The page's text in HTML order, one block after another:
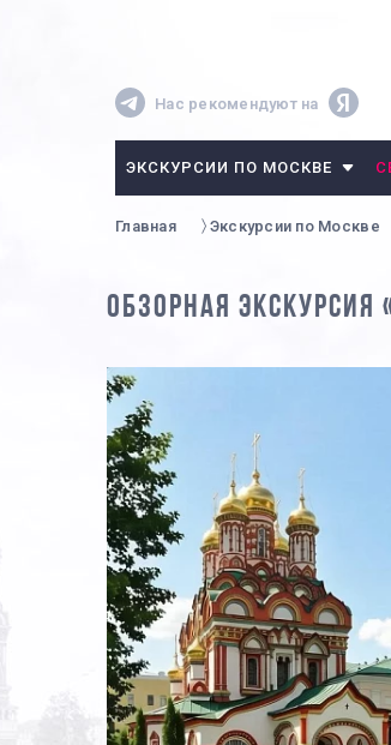
Нас рекомендуют на
ЭКСКУРСИИ ПО МОСКВЕ
Главная Экскурсии по Москве
ОБЗОРНАЯ